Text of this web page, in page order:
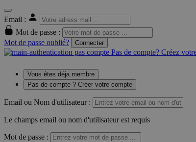
Email :
Mot de passe :
Mot de passe oublié?
Connecter
Pas de compte? Créez
Vous êtes déja membre
Pas de compte ? Créer votre compte
Email ou Nom d'utilisateur :
Le champs email ou nom d'utilisateur est requis
Mot de passe :